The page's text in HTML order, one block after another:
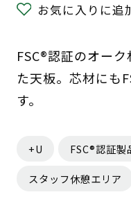
お気に入りに追
FSC®認証のオー
た天板。芯材にも
す。
+U FSC®認証製
スタッフ休憩エリア